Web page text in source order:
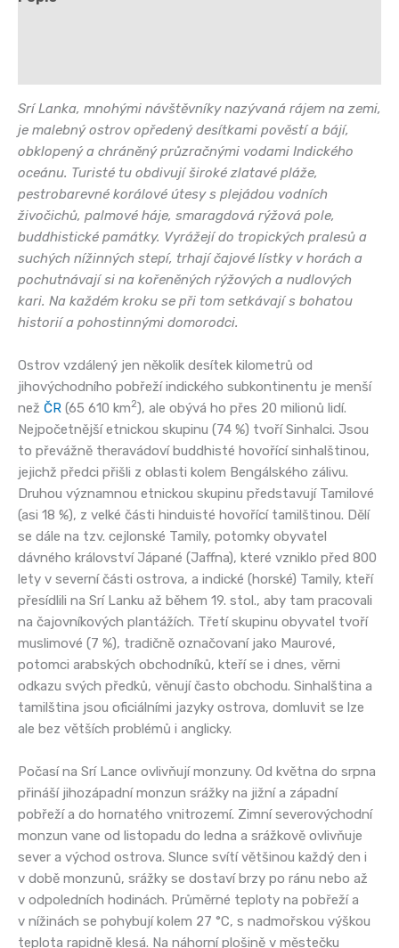
Srí Lanka, mnohými návštěvníky nazývaná rájem na zemi,
je malebný ostrov opředený desítkami pověstí a bájí,
obklopený a chráněný průzračnými vodami Indického
oceánu. Turisté tu obdivují široké zlatavé pláže,
pestrobarevné korálové útesy s plejádou vodních
živočichů, palmové háje, smaragdová rýžová pole,
buddhistické památky. Vyrážejí do tropických pralesů a
suchých nížinných stepí, trhají čajové lístky v horách a
pochutnávají si na kořeněných rýžových a nudlových
kari. Na každém kroku se při tom setkávají s bohatou
historií a pohostinnými domorodci.
Ostrov vzdálený jen několik desítek kilometrů od
jihovýchodního pobřeží indického subkontinentu je menší
než ČR (65 610 km2), ale obývá ho přes 20 milionů lidí.
Nejpočetnější etnickou skupinu (74 %) tvoří Sinhalci. Jsou
to převážně theravádoví buddhisté hovořící sinhalštinou,
jejichž předci přišli z oblasti kolem Bengálského zálivu.
Druhou významnou etnickou skupinu představují Tamilové
(asi 18 %), z velké části hinduisté hovořící tamilštinou. Dělí
se dále na tzv. cejlonské Tamily, potomky obyvatel
dávného království Jápané (Jaffna), které vzniklo před 800
lety v severní části ostrova, a indické (horské) Tamily, kteří
přesídlili na Srí Lanku až během 19. stol., aby tam pracovali
na čajovníkových plantážích. Třetí skupinu obyvatel tvoří
muslimové (7 %), tradičně označovaní jako Maurové,
potomci arabských obchodníků, kteří se i dnes, věrni
odkazu svých předků, věnují často obchodu. Sinhalština a
tamilština jsou oficiálními jazyky ostrova, domluvit se lze
ale bez větších problémů i anglicky.
Počasí na Srí Lance ovlivňují monzuny. Od května do srpna
přináší jihozápadní monzun srážky na jižní a západní
pobřeží a do hornatého vnitrozemí. Zimní severovýchodní
monzun vane od listopadu do ledna a srážkově ovlivňuje
sever a východ ostrova. Slunce svítí většinou každý den i
v době monzunů, srážky se dostaví brzy po ránu nebo až
v odpoledních hodinách. Průměrné teploty na pobřeží a
v nížinách se pohybují kolem 27 °C, s nadmořskou výškou
teplota rapidně klesá. Na náhorní plošině v městečku